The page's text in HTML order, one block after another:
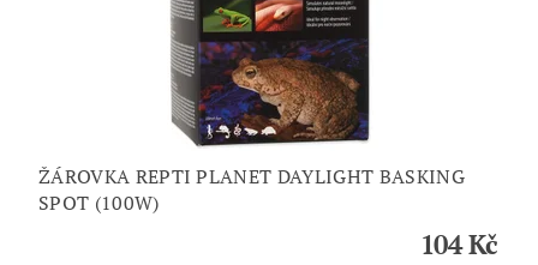
ŽÁROVKA REPTI PLANET DAYLIGHT BASKING
SPOT (100W)
104 Kč